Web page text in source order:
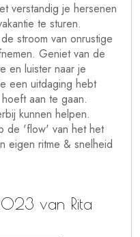
verstandig je hersenen
te sturen.
stroom van onrustige
Geniet van de
en luister naar je
een uitdaging hebt
aan te gaan.
kunnen helpen.
de 'flow' van het het
eigen ritme & snelheid
van Rita